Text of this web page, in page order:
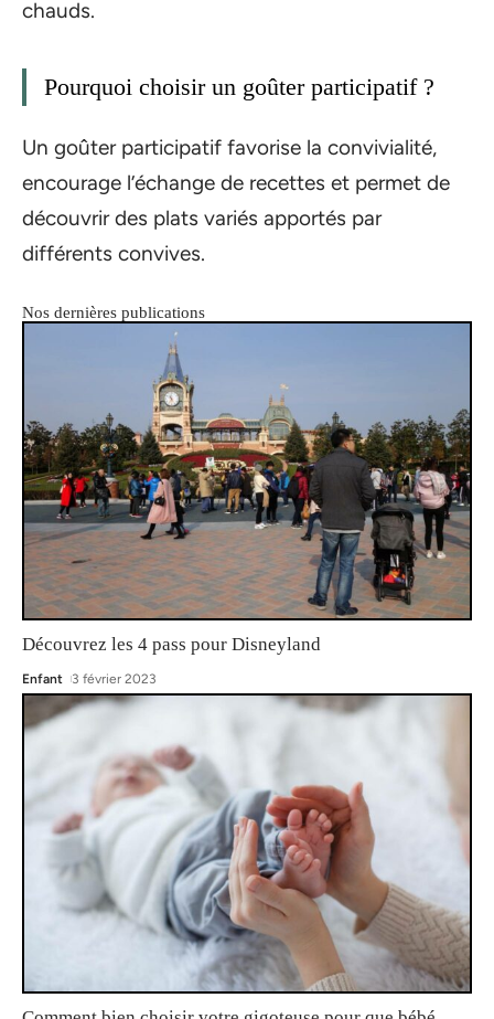
chauds.
Pourquoi choisir un goûter participatif ?
Un goûter participatif favorise la convivialité,
encourage l’échange de recettes et permet de
découvrir des plats variés apportés par
différents convives.
Nos dernières publications
Découvrez les 4 pass pour Disneyland
Enfant 3 février 2023